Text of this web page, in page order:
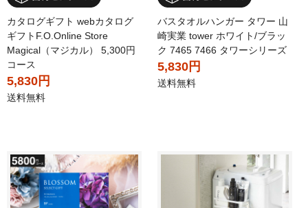
カタログギフト webカタログ
ギフトF.O.Online Store
Magical（マジカル） 5,300円
コース
5,830円
送料無料
バスタオルハンガー タワー 山
崎実業 tower ホワイト/ブラッ
ク 7465 7466 タワーシリーズ
5,830円
送料無料